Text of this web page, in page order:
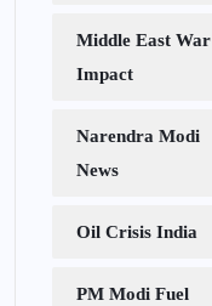
Middle East War
Impact
Narendra Modi
News
Oil Crisis India
PM Modi Fuel